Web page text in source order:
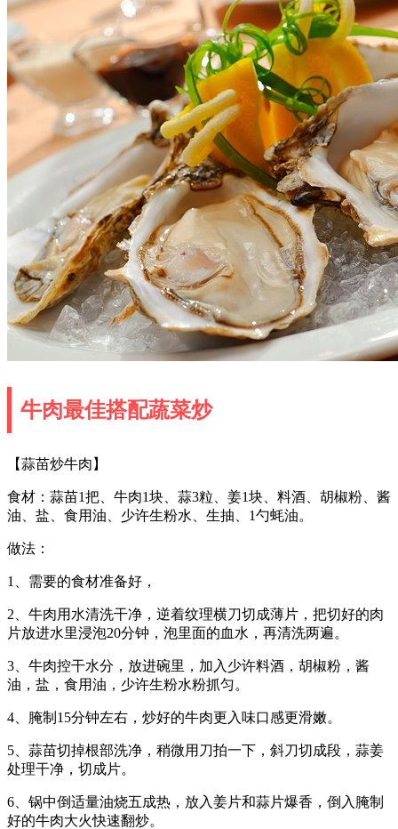
牛肉最佳搭配蔬菜炒
【蒜苗炒牛肉】
食材：蒜苗1把、牛肉1块、蒜3粒、姜1块、料酒、胡椒粉、酱
油、盐、食用油、少许生粉水、生抽、1勺蚝油。
做法：
1、需要的食材准备好，
2、牛肉用水清洗干净，逆着纹理横刀切成薄片，把切好的肉
片放进水里浸泡20分钟，泡里面的血水，再清洗两遍。
3、牛肉控干水分，放进碗里，加入少许料酒，胡椒粉，酱
油，盐，食用油，少许生粉水粉抓匀。
4、腌制15分钟左右，炒好的牛肉更入味口感更滑嫩。
5、蒜苗切掉根部洗净，稍微用刀拍一下，斜刀切成段，蒜姜
处理干净，切成片。
6、锅中倒适量油烧五成热，放入姜片和蒜片爆香，倒入腌制
好的牛肉大火快速翻炒。